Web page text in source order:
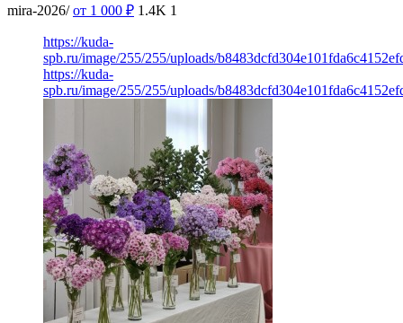
mira-2026/ от 1 000 ₽ 1.4K 1
https://kuda-
spb.ru/image/255/255/uploads/
https://kuda-
spb.ru/image/255/255/uploads/